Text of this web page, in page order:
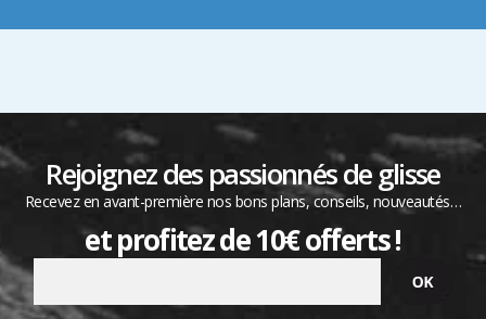
Rejoignez des passionnés de glisse
Recevez en avant-première nos bons plans, conseils, nouveautés…
et profitez de 10€ offerts !